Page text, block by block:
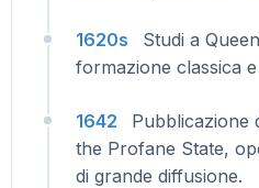
1620s
Studi a
formazione classica
1642
Pubblicazione
the Profane State,
di grande diffusione.